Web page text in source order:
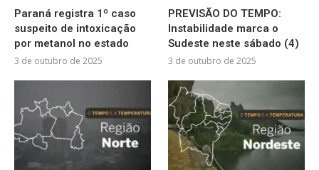
Paraná registra 1º caso
suspeito de intoxicação
por metanol no estado
3 de outubro de 2025
PREVISÃO DO TEMPO:
Instabilidade marca o
Sudeste neste sábado (4)
3 de outubro de 2025